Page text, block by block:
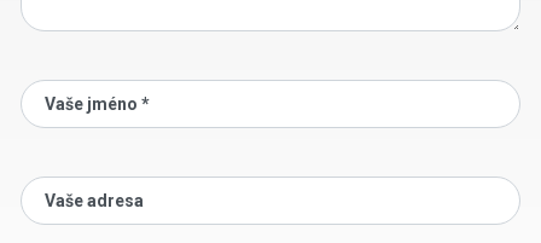
Vaše jméno *
Vaše adresa